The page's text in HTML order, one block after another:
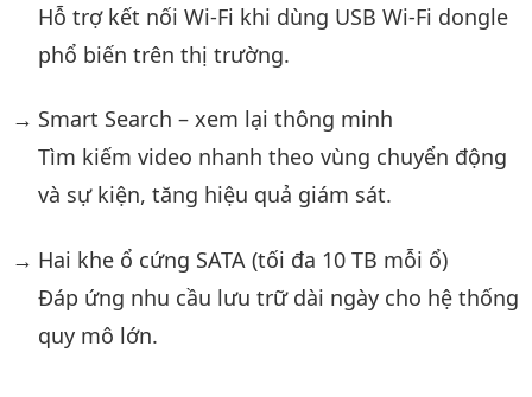
Hỗ trợ kết nối Wi-Fi khi dùng USB Wi-Fi dongle
phổ biến trên thị trường.
Smart Search – xem lại thông minh
Tìm kiếm video nhanh theo vùng chuyển động
và sự kiện, tăng hiệu quả giám sát.
Hai khe ổ cứng SATA (tối đa 10 TB mỗi ổ)
Đáp ứng nhu cầu lưu trữ dài ngày cho hệ thống
quy mô lớn.